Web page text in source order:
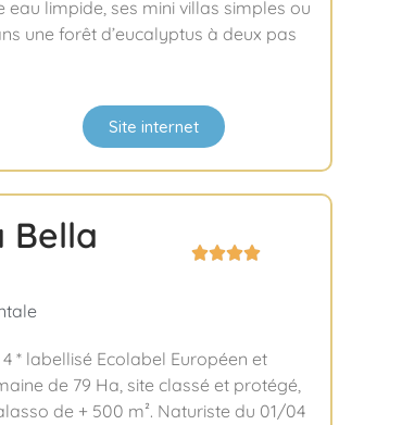
eau limpide, ses mini villas simples ou
une forêt d’eucalyptus à deux pas
Site internet
Bella

* labellisé Ecolabel Européen et
de 79 Ha, site classé et protégé,
de + 500 m². Naturiste du 01/04